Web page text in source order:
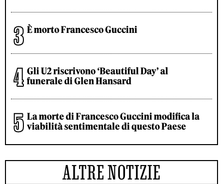
È morto Francesco Guccini
Gli U2 riscrivono ‘Beautiful Day’ al
funerale di Glen Hansard
La morte di Francesco Guccini modifica la
viabilità sentimentale di questo Paese
ALTRE NOTIZIE